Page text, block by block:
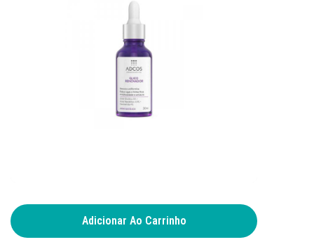
Adicionar Ao Carrinho